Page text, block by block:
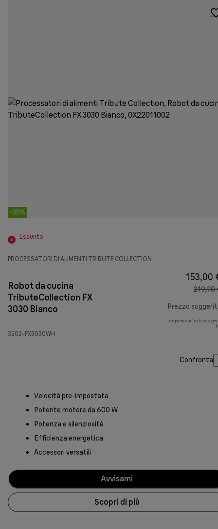
-30%
Esaurito
PROCESSATORI DI ALIMENTI TRIBUTE COLLECTION
Robot da cucina
TributeCollection FX
3030 Bianco
3202-FX3030WH
153,00
219,90
Prezzo
Importo IVA incluso
Confronta
Velocità pre-impostata
Potente motore da 600 W
Potenza e silenziosità
Efficienza energetica
Accessori versatili
Avvisami
Scopri di più